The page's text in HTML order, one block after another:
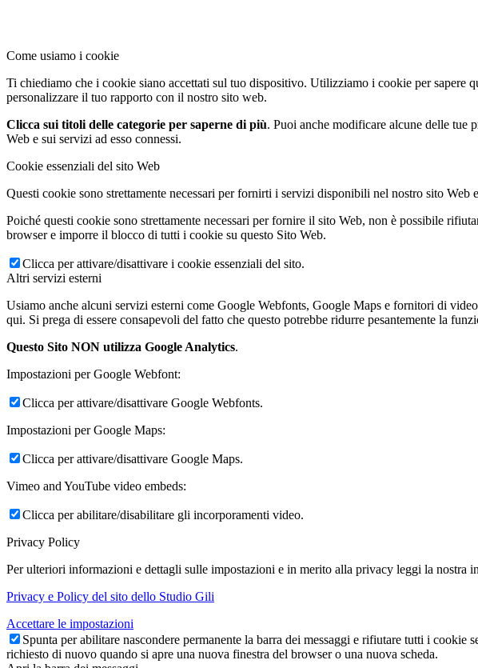
Come usiamo i cookie
Ti chiediamo che i cookie siano accettati sul tuo dispositivo. Utilizziamo i cookie per sapere
personalizzare il tuo rapporto con il nostro sito web.
Clicca sui titoli delle categorie per saperne di più. Puoi anche modificare alcune delle tue
Web e sui servizi ad esso connessi.
Cookie essenziali del sito Web
Questi cookie sono strettamente necessari per fornirti i servizi disponibili nel nostro sito Web
Poiché questi cookie sono strettamente necessari per fornire il sito Web, non è possibile
browser e imporre il blocco di tutti i cookie su questo Sito Web.
Clicca per attivare/disattivare i cookie essenziali del sito.
Altri servizi esterni
Usiamo anche alcuni servizi esterni come Google Webfonts, Google Maps e fornitori di
qui. Si prega di essere consapevoli del fatto che questo potrebbe ridurre pesantemente la
Questo Sito NON utilizza Google Analytics.
Impostazioni per Google Webfont:
Clicca per attivare/disattivare Google Webfonts.
Impostazioni per Google Maps:
Clicca per attivare/disattivare Google Maps.
Vimeo and YouTube video embeds:
Clicca per abilitare/disabilitare gli incorporamenti video.
Privacy Policy
Per ulteriori informazioni e dettagli sulle impostazioni e in merito alla privacy leggi la nostra
Privacy e Policy del sito dello Studio Gili
Accettare le impostazioni
Spunta per abilitare nascondere permanente la barra dei messaggi e rifiutare tutti i
richiesto di nuovo quando si apre una nuova finestra del browser o una nuova scheda.